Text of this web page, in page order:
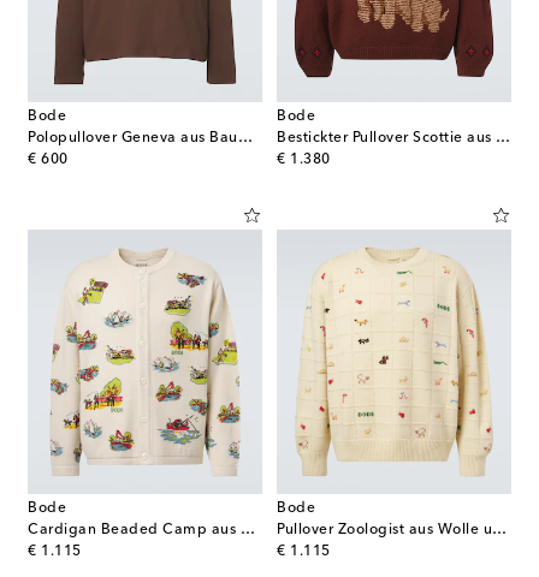
Bode
Polopullover Geneva aus Baumwolle
€ 600
original price
Bode
Bestickter Pullover Scottie aus Wolle
€ 1.380
original price
Bode
Cardigan Beaded Camp aus Wolle und Baumwolle
€ 1.115
original price
Bode
Pullover Zoologist aus Wolle und Alpakawolle
€ 1.115
original price